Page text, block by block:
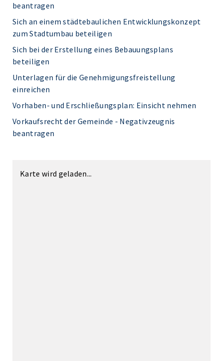
beantragen
Sich an einem städtebaulichen Entwicklungskonzept
zum Stadtumbau beteiligen
Sich bei der Erstellung eines Bebauungsplans
beteiligen
Unterlagen für die Genehmigungsfreistellung
einreichen
Vorhaben- und Erschließungsplan: Einsicht nehmen
Vorkaufsrecht der Gemeinde - Negativzeugnis
beantragen
Karte wird geladen...